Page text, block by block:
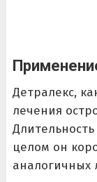
Детралекс,
лечения
целом он
аналогичных